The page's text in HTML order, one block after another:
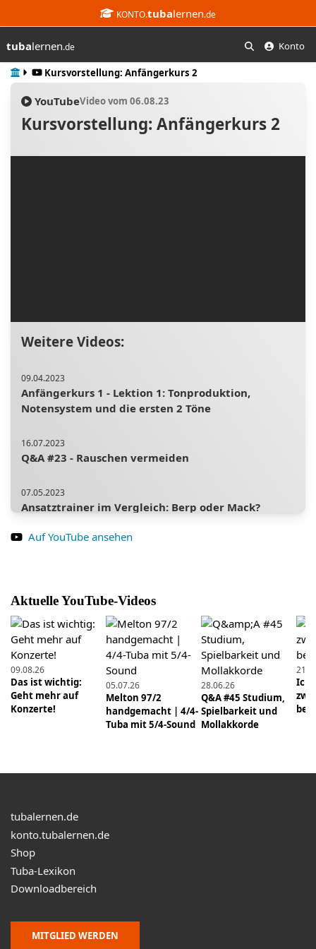
KONTO.tubalernen.de
tubalernen.de Konto
Start Kursvorstellung: Anfängerkurs 2
YouTubeVideo vom 06.08.23
Kursvorstellung: Anfängerkurs 2
Weitere Videos:
09.04.2023
Anfängerkurs 1 - Lektion 1: Tonproduktion,
Notensystem und die ersten 2 Töne
16.07.2023
Q&A #23 - Rauschen vermeiden
07.05.2023
Ansatztrainer im Vergleich: Berp oder Mack?
23.07.2023
16.04.2023
Anfängerkurs 1 - Lektion 2: Stammtöne, Ventile
und die ersten 5 Töne
23.04.2023
Anfängerkurs 1 - Lektion 3: Takt, Notenwerte und
die ersten Lieder
Klangqualität + mehr Effizienz bei der Tonbildung
02.07.2023
Das Üben ist ein langer stetiger Prozess, ABER 3
Gründe sprechen für einmaliges Üben
Kontrabasstuba im Test: Melton 197/2
Auf YouTube ansehen
Aktuelle YouTube-Videos
09.08.26
Das ist wichtig:
Geht mehr auf
Konzerte!
05.07.26
Melton 97/2
handgemacht | 4/4-
Tuba mit 5/4-Sound
28.06.26
Q&A #45 Studium,
Spielbarkeit und
Mollakkorde
Ich
tubalernen.de
konto.tubalernen.de
Shop
Tuba-Lexikon
Downloadbereich
MITGLIED WERDEN